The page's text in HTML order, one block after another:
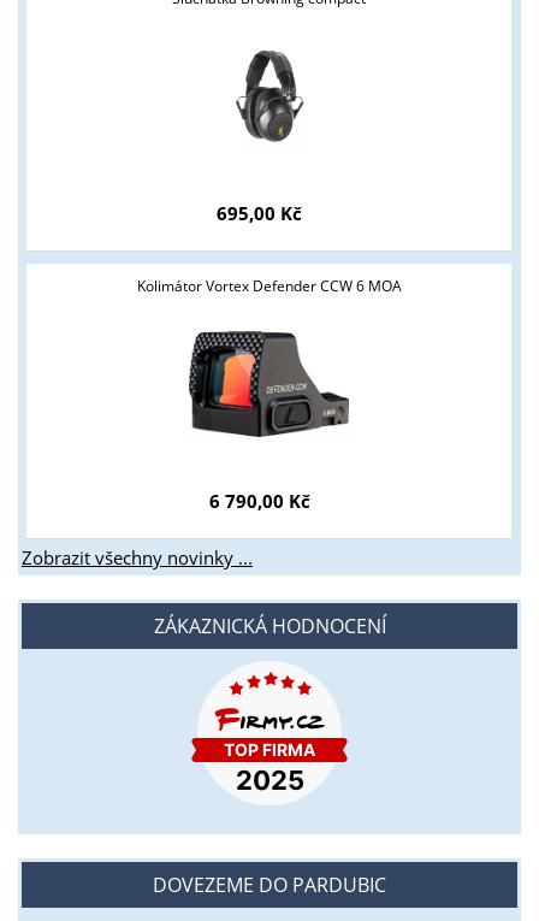
695,00 Kč
Kolimátor Vortex Defender CCW 6 MOA
6 790,00 Kč
Zobrazit všechny novinky ...
ZÁKAZNICKÁ HODNOCENÍ
DOVEZEME DO PARDUBIC
Tyto stránky jsou určeny pouze odborné veřejnosti od 18 let a
podnikatelům v oblasti zbraně a střelivo. Splňujete tyto
podmínky?
ANO NE